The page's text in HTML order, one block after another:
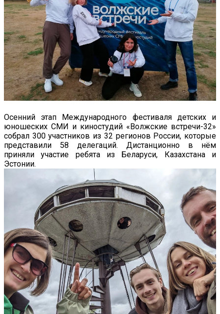
Осенний этап Международного фестиваля детских и
юношеских СМИ и киностудий «Волжские встречи-32»
собрал 300 участников из 32 регионов России, которые
представили 58 делегаций. Дистанционно в нём
приняли участие ребята из Беларуси, Казахстана и
Эстонии.